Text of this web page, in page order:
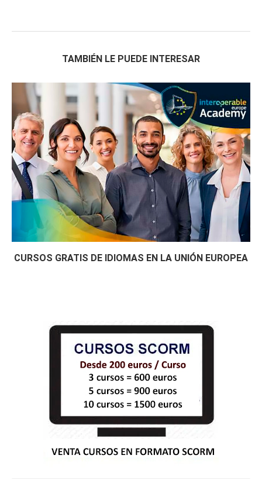
TAMBIÉN LE PUEDE INTERESAR
CURSOS GRATIS DE IDIOMAS EN LA UNIÓN EUROPEA